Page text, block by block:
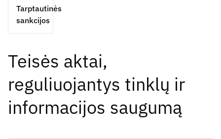
Tarptautinės
sankcijos
Teisės aktai,
reguliuojantys tinklų ir
informacijos saugumą